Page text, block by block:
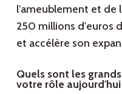
l’ameublement et
250 millions d'euros
et accélère son
Quels sont les
votre rôle aujourd'hui